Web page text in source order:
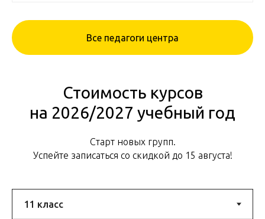
Все педагоги центра
Стоимость курсов
на 2026/2027 учебный год
Старт новых групп.
Успейте записаться со скидкой до 15 августа!